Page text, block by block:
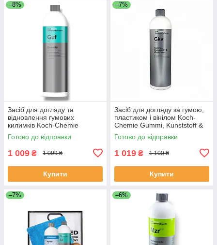
–8%
Засіб для догляду та
відновлення гумових
килимків Koch-Chemie
Gummifix 1 л
Готово до відправки
1 009 ₴ 1 099 ₴
Купити
–7%
Засіб для догляду за гумою,
пластиком і вінілом Koch-
Chemie Gummi, Kunststoff &
Vinylpflege 1 л
Готово до відправки
1 019 ₴ 1 100 ₴
Купити
–7% –6%